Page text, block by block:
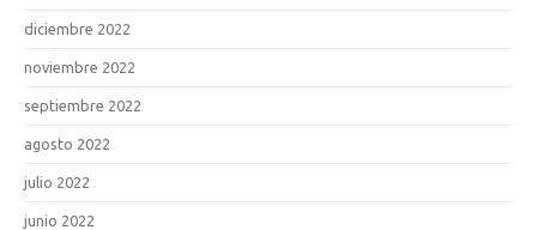
diciembre 2022
noviembre 2022
septiembre 2022
agosto 2022
julio 2022
junio 2022